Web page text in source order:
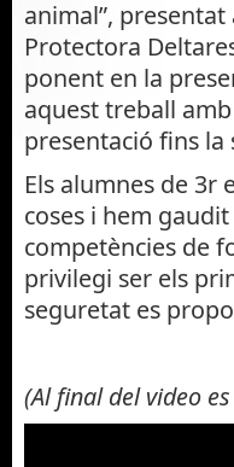
animal”, presentat
Protectora
ponent en la
aquest treball
presentació fins la
Els alumnes de 3r
coses i hem
competències de
privilegi ser els
seguretat es
(Al final del video